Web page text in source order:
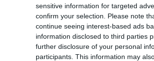
sensitive information for targeted
confirm your selection. Please note
continue seeing interest-based ads
information disclosed to third parties
further disclosure of your personal
participants. This information may
Zwetschkenröster
zuerst die
Marmeladengläser heiß ausspülen. Zwetschken
waschen und entsteinen.
Zwetschken mit dem Zitronensaft, Zucker, den
Gewürznelken, der Zimtrinde und etwas
Wasser langsam einkochen lassen.